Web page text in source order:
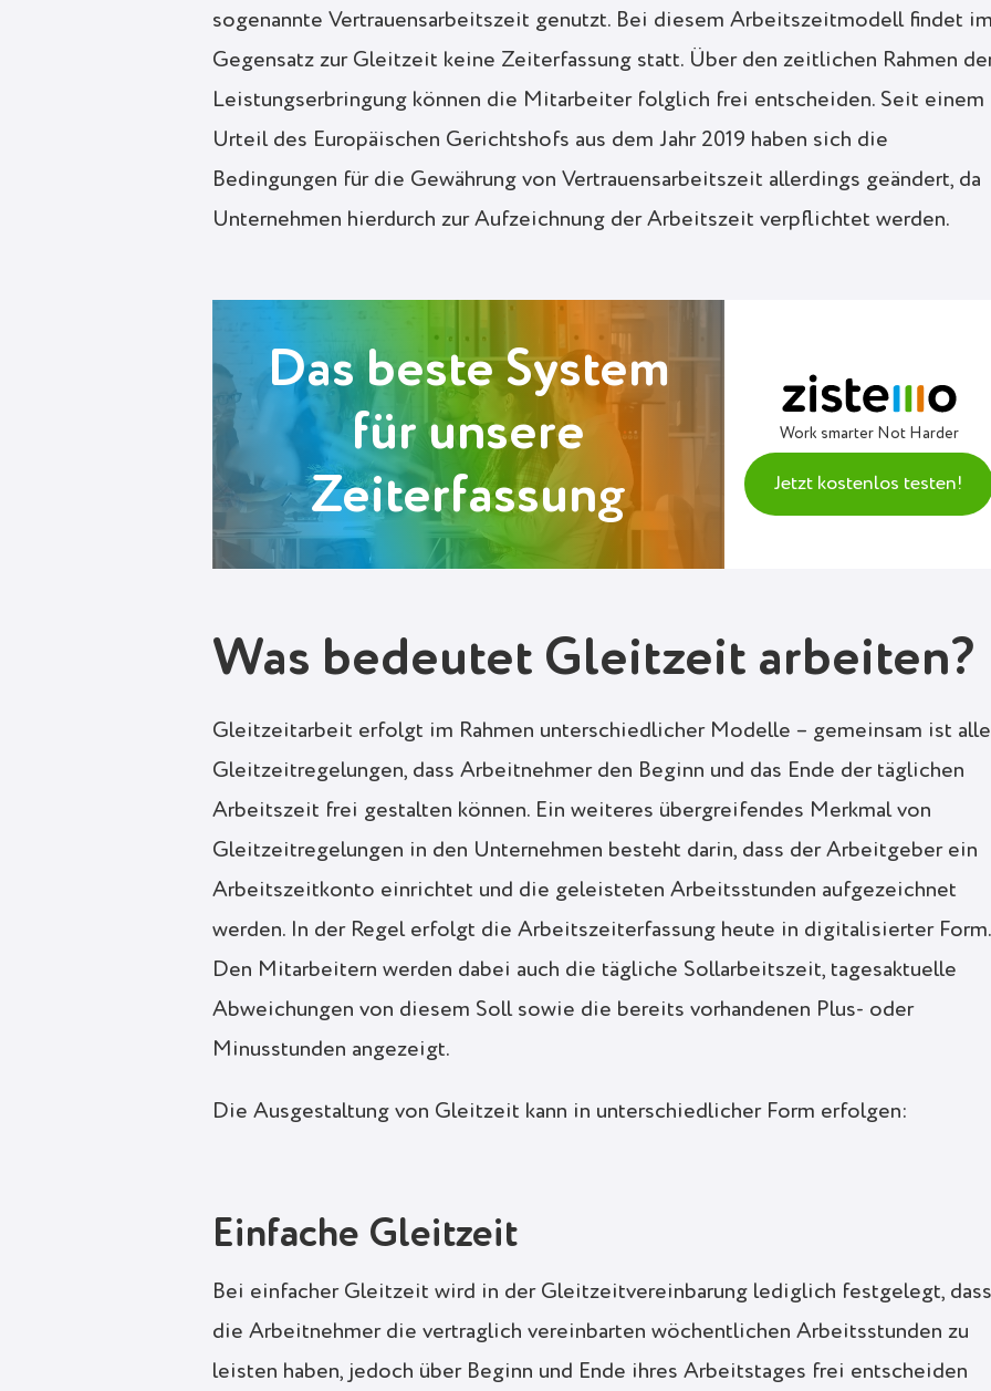
sogenannte Vertrauensarbeitszeit genutzt. Bei diesem Arbeitszeitmodell findet
Gegensatz zur Gleitzeit keine Zeiterfassung statt. Über den zeitlichen Rahmen
Leistungserbringung können die Mitarbeiter folglich frei entscheiden. Seit einem
Urteil des Europäischen Gerichtshofs aus dem Jahr 2019 haben sich die
Bedingungen für die Gewährung von Vertrauensarbeitszeit allerdings geändert, da
Unternehmen hierdurch zur Aufzeichnung der Arbeitszeit verpflichtet werden.
Das beste System
für unsere
Zeiterfassung
Work smarter Not Harder
Jetzt kostenlos testen!
Was bedeutet Gleitzeit arbeiten?
Gleitzeitarbeit erfolgt im Rahmen unterschiedlicher Modelle – gemeinsam ist
Gleitzeitregelungen, dass Arbeitnehmer den Beginn und das Ende der täglichen
Arbeitszeit frei gestalten können. Ein weiteres übergreifendes Merkmal von
Gleitzeitregelungen in den Unternehmen besteht darin, dass der Arbeitgeber ein
Arbeitszeitkonto einrichtet und die geleisteten Arbeitsstunden aufgezeichnet
werden. In der Regel erfolgt die Arbeitszeiterfassung heute in digitalisierter Form.
Den Mitarbeitern werden dabei auch die tägliche Sollarbeitszeit, tagesaktuelle
Abweichungen von diesem Soll sowie die bereits vorhandenen Plus- oder
Minusstunden angezeigt.
Die Ausgestaltung von Gleitzeit kann in unterschiedlicher Form erfolgen:
Einfache Gleitzeit
Bei einfacher Gleitzeit wird in der Gleitzeitvereinbarung lediglich festgelegt, dass
die Arbeitnehmer die vertraglich vereinbarten wöchentlichen Arbeitsstunden zu
leisten haben, jedoch über Beginn und Ende ihres Arbeitstages frei entscheiden